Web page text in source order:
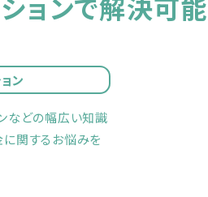
ン
などの幅広い知識
に関するお悩みを